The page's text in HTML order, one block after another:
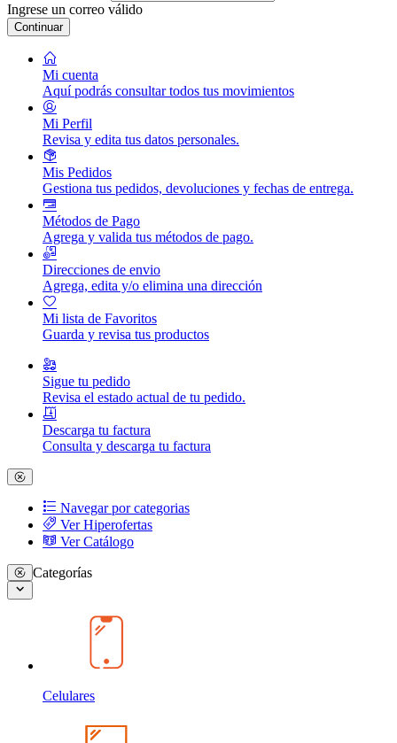
Ingrese un correo válido
Continuar
Mi cuenta
Aquí podrás consultar todos tus movimientos
Mi Perfil
Revisa y edita tus datos personales.
Mis Pedidos
Gestiona tus pedidos, devoluciones y fechas de entrega.
Métodos de Pago
Agrega y valida tus métodos de pago.
Direcciones de envio
Agrega, edita y/o elimina una dirección
Mi lista de Favoritos
Guarda y revisa tus productos
Sigue tu pedido
Revisa el estado actual de tu pedido.
Descarga tu factura
Consulta y descarga tu factura
Navegar por categorias
Ver Hiperofertas
Ver Catálogo
Categorías
Celulares